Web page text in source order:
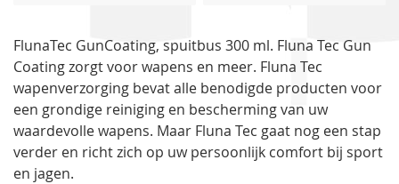
FlunaTec GunCoating, spuitbus 300 ml. Fluna Tec Gun
Coating zorgt voor wapens en meer. Fluna Tec
wapenverzorging bevat alle benodigde producten voor
een grondige reiniging en bescherming van uw
waardevolle wapens. Maar Fluna Tec gaat nog een stap
verder en richt zich op uw persoonlijk comfort bij sport
en jagen.